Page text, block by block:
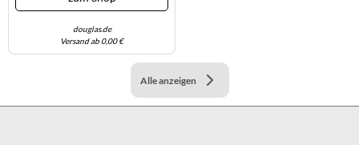
douglas.de
Versand ab 0,00 €
Alle anzeigen